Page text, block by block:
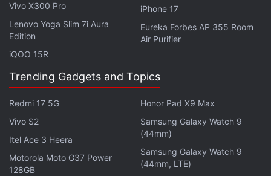
Il est à noter que les dernières améliorations
apportées à Antigravity interviennent après que
Google a doublé la limite de débit de la plateforme,
à un système de mesure de l'utilisation basé sur le
calcul.
Vivo X300 Pro
Lenovo Yoga Slim 7i Aura
Edition
iQOO 15R
iPhone 17
Eureka Forbes AP 355 Room
Air Purifier
Trending Gadgets and Topics
Redmi 17 5G
Vivo S2
Itel Ace 3 Heera
Motorola Moto G37 Power
128GB
Honor Pad X9 Max
Samsung Galaxy Watch 9
(44mm)
Samsung Galaxy Watch 9
(44mm, LTE)